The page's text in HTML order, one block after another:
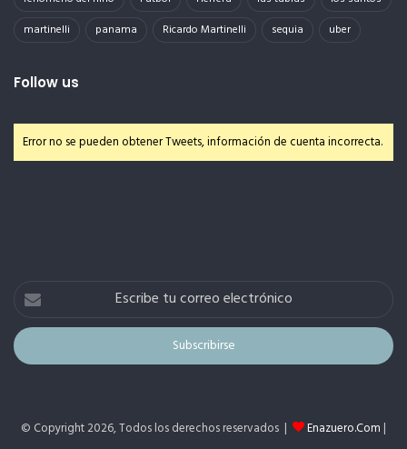
martinelli
panama Ricardo Martinelli sequia uber
Follow us
Error no se pueden obtener Tweets, información de cuenta incorrecta.
Escribe
correo
electrónico
© Copyright 2026, Todos los derechos reservados | Enazuero.Com |